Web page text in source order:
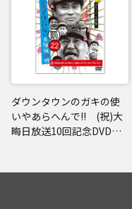
ダウンタウンのガキの使
いやあらへんで!! (祝)大
晦日放送10回記念DVD
探偵24時 エピソード1